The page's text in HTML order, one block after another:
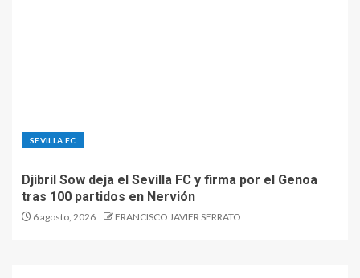
SEVILLA FC
Djibril Sow deja el Sevilla FC y firma por el Genoa
tras 100 partidos en Nervión
6 agosto, 2026 FRANCISCO JAVIER SERRATO